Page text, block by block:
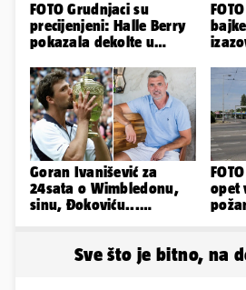
FOTO Grudnjaci su
precijenjeni: Halle Berry
pokazala dekolte u
haljinici
Goran Ivanišević za
24sata o Wimbledonu,
sinu, Đokoviću...
opet
Sve što je bitno, na